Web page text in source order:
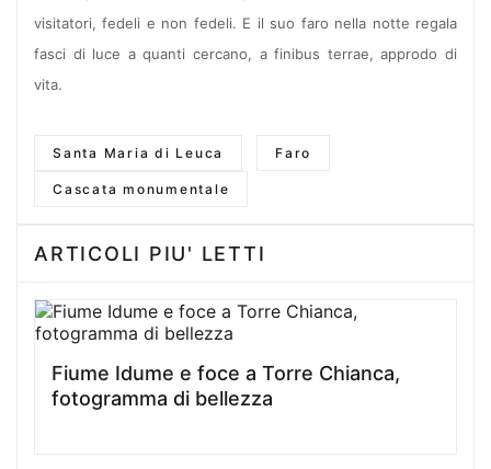
visitatori, fedeli e non fedeli. E il suo faro nella notte regala
fasci di luce a quanti cercano, a finibus terrae, approdo di
vita.
Santa Maria di Leuca Faro
Cascata monumentale
ARTICOLI PIU' LETTI
Fiume Idume e foce a Torre Chianca,
fotogramma di bellezza